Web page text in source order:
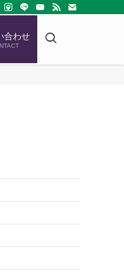
合わせ